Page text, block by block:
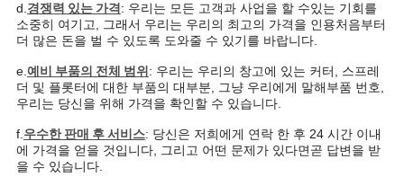
d. 경쟁력 있는 가격 : 우리는 모든 고객과 사업을 할 수있는 기회를
소중히 여기고, 그래서 우리는 우리의 최고의 가격을 인용처음부터
더 많은 돈을 벌 수 있도록 도와줄 수 있기를 바랍니다.
e. 예비 부품의 전체 범위 : 우리는 우리의 창고에 있는 커터, 스프레
더 및 플롯터에 대한 부품의 대부분, 그냥 우리에게 말해부품 번호,
우리는 당신을 위해 가격을 확인할 수 있습니다.
f. 우수한 판매 후 서비스: 당신은 저희에게 연락 한 후 24 시간 이내
에 가격을 얻을 것입니다, 그리고 어떤 문제가 있다면곧 답변을 받
을 수 있습니다.